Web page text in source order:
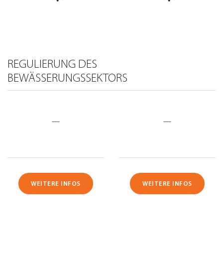
REGULIERUNG DES
BEWÄSSERUNGSSEKTORS
— —
WEITERE INFOS WEITERE INFOS